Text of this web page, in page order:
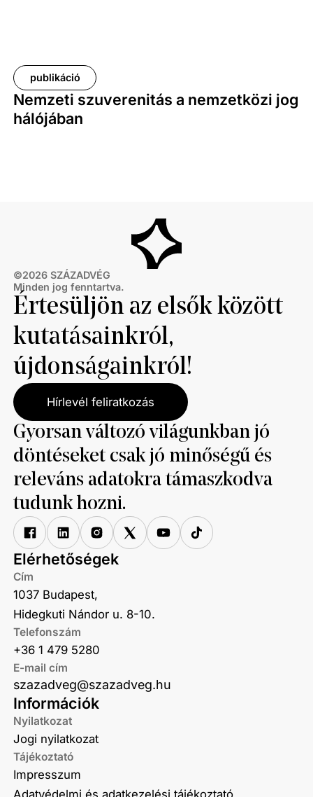
publikáció
Nemzeti szuverenitás a nemzetközi jog
hálójában
©2026 SZÁZADVÉG
Minden jog fenntartva.
Értesüljön az elsők között
kutatásainkról,
újdonságainkról!
Hírlevél feliratkozás
Gyorsan változó világunkban jó
döntéseket csak jó minőségű és
releváns adatokra támaszkodva
tudunk hozni.
Információk
Nyilatkozat
Jogi nyilatkozat
Tájékoztató
Impresszum
Adatvédelmi és adatkezelési tájékoztató
Elérhetőségek
Cím
1037 Budapest,
Hidegkuti Nándor u. 8-10.
Telefonszám
+36 1 479 5280
E-mail cím
szazadveg@szazadveg.hu